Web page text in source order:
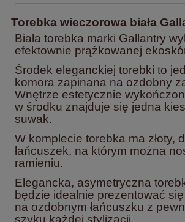
Torebka wieczorowa biała
Biała torebka marki Gallantry
efektownie prążkowanej
Środek eleganckiej torebki to
komora zapinana na ozdobny
Wnętrze estetycznie
w środku znajduje się jedna
suwak.
W komplecie torebka ma złoty,
łańcuszek, na którym można
ramieniu.
Elegancka, asymetryczna
będzie idealnie prezentować się
na ozdobnym łańcuszku z
szyku każdej stylizacji.